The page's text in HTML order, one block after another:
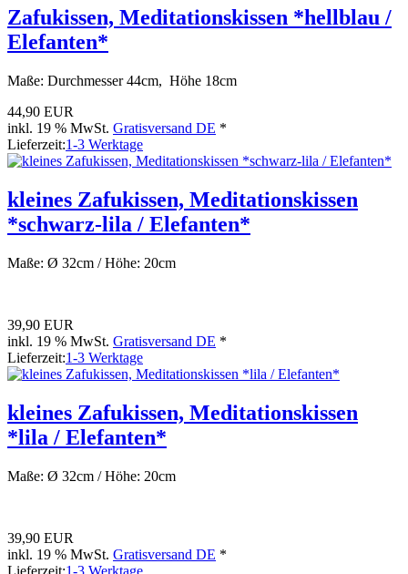
Zafukissen, Meditationskissen *hellblau /
Elefanten*
Maße: Durchmesser 44cm, Höhe 18cm
44,90 EUR
inkl. 19 % MwSt. Gratisversand DE *
Lieferzeit:1-3 Werktage
kleines Zafukissen, Meditationskissen
*schwarz-lila / Elefanten*
Maße: Ø 32cm / Höhe: 20cm
39,90 EUR
inkl. 19 % MwSt. Gratisversand DE *
Lieferzeit:1-3 Werktage
kleines Zafukissen, Meditationskissen
*lila / Elefanten*
Maße: Ø 32cm / Höhe: 20cm
39,90 EUR
inkl. 19 % MwSt. Gratisversand DE *
Lieferzeit:1-3 Werktage